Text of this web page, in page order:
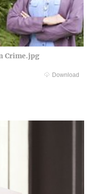
Crime.jpg
Download